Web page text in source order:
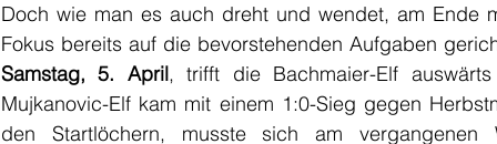
Doch wie man es auch dreht und wendet, am Ende
Samstag, 5. April, trifft die Bachmaier-Elf
Mujkanovic-Elf kam mit einem 1:0-Sieg gegen
den Startlöchern, musste sich am vergangenen